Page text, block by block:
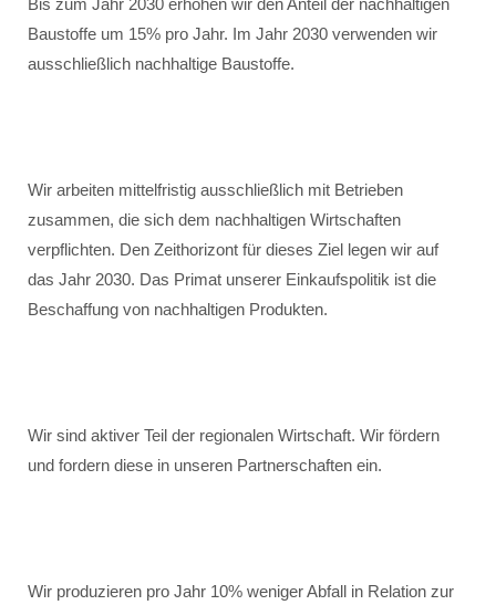
Bis zum Jahr 2030 erhöhen wir den Anteil der nachhaltigen
Baustoffe um 15% pro Jahr. Im Jahr 2030 verwenden wir
ausschließlich nachhaltige Baustoffe.
Wir arbeiten mittelfristig ausschließlich mit Betrieben
zusammen, die sich dem nachhaltigen Wirtschaften
verpflichten. Den Zeithorizont für dieses Ziel legen wir auf
das Jahr 2030. Das Primat unserer Einkaufspolitik ist die
Beschaffung von nachhaltigen Produkten.
Wir sind aktiver Teil der regionalen Wirtschaft. Wir fördern
und fordern diese in unseren Partnerschaften ein.
Wir produzieren pro Jahr 10% weniger Abfall in Relation zur